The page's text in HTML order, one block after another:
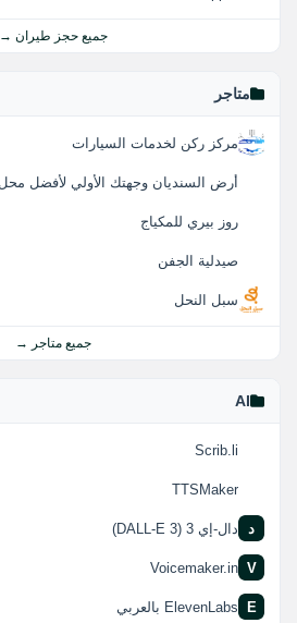
جميع حجز طيران →
متاجر
مركز ركن لخدمات السيارات
روز بيري للمكياج
صيدلية الجفن
سبل النحل
جميع متاجر →
AI
Scrib.li
TTSMaker
د دال-إي 3 (DALL-E 3)
V
Voicemaker.in
E ElevenLabs بالعربي